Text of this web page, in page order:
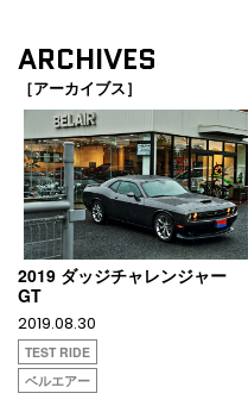
ARCHIVES
［アーカイブス］
2019 ダッジチャレンジャー
GT
2019.08.30
TEST RIDE
ベルエアー